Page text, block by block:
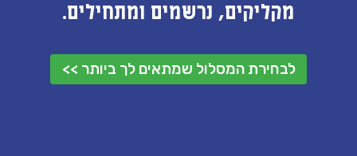
מקליקים, נרשמים ומתחילים.
לבחירת המסלול שמתאים לך ביותר >>